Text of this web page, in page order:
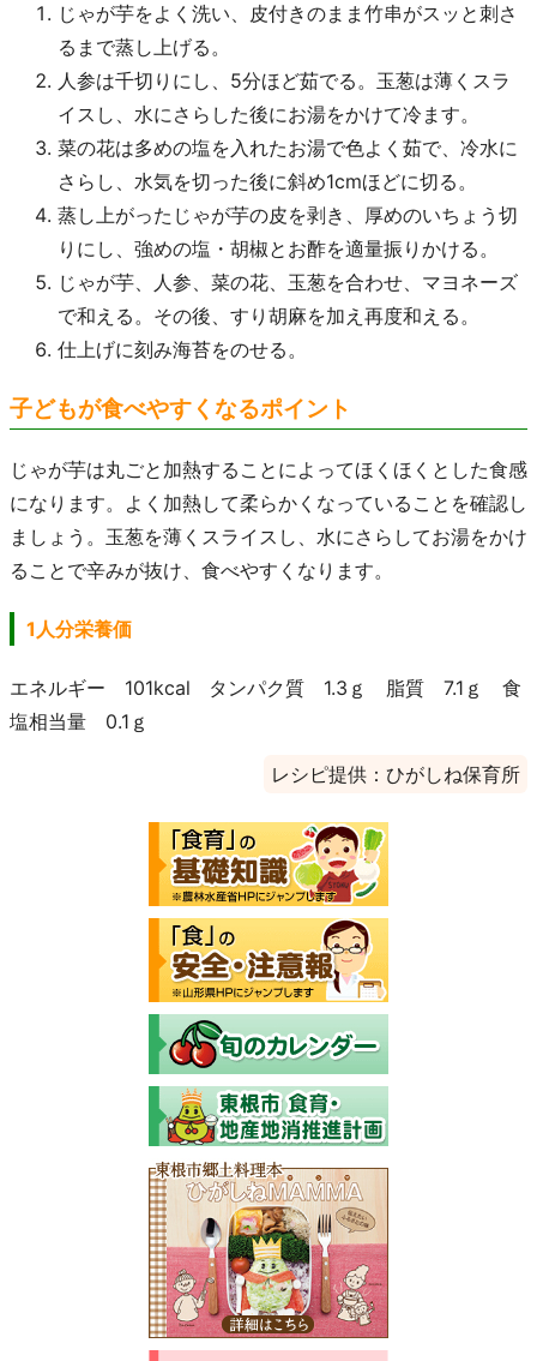
じゃが芋をよく洗い、皮付きのまま竹串がスッと刺さ
るまで蒸し上げる。
人参は千切りにし、5分ほど茹でる。玉葱は薄くスラ
イスし、水にさらした後にお湯をかけて冷ます。
菜の花は多めの塩を入れたお湯で色よく茹で、冷水に
さらし、水気を切った後に斜め1cmほどに切る。
蒸し上がったじゃが芋の皮を剥き、厚めのいちょう切
りにし、強めの塩・胡椒とお酢を適量振りかける。
じゃが芋、人参、菜の花、玉葱を合わせ、マヨネーズ
で和える。その後、すり胡麻を加え再度和える。
仕上げに刻み海苔をのせる。
子どもが食べやすくなるポイント
じゃが芋は丸ごと加熱することによってほくほくとした食感
になります。よく加熱して柔らかくなっていることを確認し
ましょう。玉葱を薄くスライスし、水にさらしてお湯をかけ
ることで辛みが抜け、食べやすくなります。
1人分栄養価
エネルギー 101kcal タンパク質 1.3ｇ 脂質 7.1ｇ 食
塩相当量 0.1ｇ
レシピ提供：ひがしね保育所